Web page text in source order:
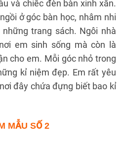
và chiếc đèn bàn xinh xắn.
ở góc bàn học, nhâm nhi
trang sách. Ngôi nhà
em sinh sống mà còn là
cho em. Mỗi góc nhỏ trong
kỉ niệm đẹp. Em rất yêu
đây chứa đựng biết bao kỉ
MẪU SỐ 2